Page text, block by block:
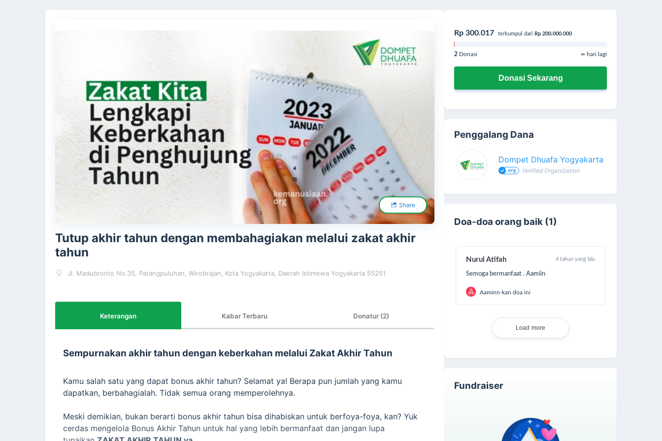
Share
Tutup akhir tahun dengan membahagiakan melalui zakat akhir
tahun
Jl. Madubronto No.35, Patangpuluhan, Wirobrajan, Kota Yogyakarta, Daerah Istimewa Yogyakarta 55251
Keterangan Kabar Terbaru Donatur (2)
Sempurnakan akhir tahun dengan keberkahan melalui Zakat Akhir Tahun
Kamu salah satu yang dapat bonus akhir tahun? Selamat ya! Berapa pun jumlah yang kamu
dapatkan, berbahagialah. Tidak semua orang memperolehnya.
Meski demikian, bukan berarti bonus akhir tahun bisa dihabiskan untuk berfoya-foya, kan? Yuk
cerdas mengelola Bonus Akhir Tahun untuk hal yang lebih bermanfaat dan jangan lupa
Rp 300.017 terkumpul dari Rp 200.000.000
2 Donasi ∞ hari lagi
Donasi Sekarang
Penggalang Dana
Dompet Dhuafa Yogyakarta
Verified Organization
Doa-doa orang baik (1)
Nurul Atifah 4 tahun yang lalu
Semoga bermanfaat . Aamiin
Aaminn-kan doa ini
Load more
Fundraiser